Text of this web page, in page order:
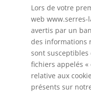
Lors de votre
web
avertis par un
des informations
sont susceptibles
fichiers appelés
relative aux
présents sur